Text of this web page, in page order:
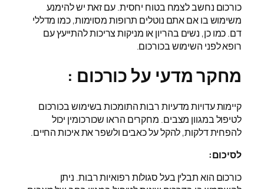
כורכום נחשב לצמח בטוח יחסית. עם זאת יש להימנע
משימוש בו אם אתם נוטלים תרופות מסוימות, כמו מדללי
דם. כמו כן, נשים בהריון או מניקות צריכות להתייעץ עם
רופא לפני השימוש בכורכום.
מחקר מדעי על כורכום :
קיימות עדויות מדעיות רבות התומכות בשימוש בכורכום
לטיפול במגוון מצבים. מחקרים הראו שכורכומין יכול
להפחית דלקות, להקל על כאבים ולשפר את איכות החיים.
לסיכום:
כורכום הוא תבלין בעל סגולות רפואיות רבות. ניתן